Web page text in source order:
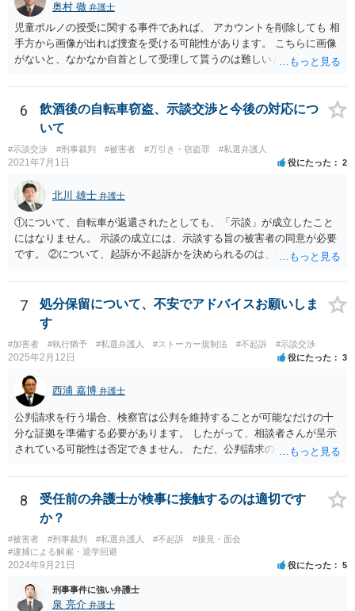
奥村 徹 弁護士
児童ポルノの授受に関する事件であれば、 アカウントを削除しても 相
手方から画像が出れば捜査を受ける可能性があります。 こちらに画像
がないと、なかなか自首として受理して貰うのは難しいと思います
と、相手方からの捜査が来たときに、逮捕の必要性が少なくなるとい
う効果が得られることがあって、実際に相手方からの捜査が及んだけ
れど、逮捕されなかった事例もあります。
6
飲酒後の自転車窃盗、示談交渉と今後の対応につ
いて
#示談交渉 #刑事裁判 #被害者 #万引き・窃盗罪 #私選弁護人
2021年7月1日 役にたった 2
北川 雄士 弁護士
①について、自転車が返還されたとしても、「示談」が成立したこと
にはなりません。 示談の成立には、示談する旨の被害者の同意が必要
です。 ②について、起訴か不起訴かを決められるのは、検察官のみで
ますが、警察官の個人的な見立てに過ぎません。 ③について、一般
に、示談を行うとすれば少しでも早い方がいいです。 被害者の動きを
待って、ということは通常しません。 ④について、示談をされたいと
いうことであれば、弁護士に依頼され、弁護士を通じて警察に対し、
被害者の連絡先を教えてもらえないかとお願いする方法があります。
最終的に応じるかは被害者の意向次第ですが、「加害者」本人に被害
者の情報を伝えるというのはなかなか応じてもらうのは難しいです
が、 弁護士限りで、などと条件を付けることで応じていただける可能
性があります。 以上踏まえて、お近くの弁護士事務所にご相談されて
みてください。
7
処分保留について、不安でアドバイスお願いしま
す
#加害者 #執行猶予 #私選弁護人 #ストーカー規制法 #不起訴 #示談交渉
2025年2月12日 役にたった 3
西浦 嘉博 弁護士
公判請求を行う場合、検察官は公判を維持することが可能なだけの十
分な証拠を準備する必要があります。 したがって、相談者さんが呈示
されている可能性は否定できません。 ただ、公判請求の可能性が完全
いのではないかと思われます。 繰り返しますが、ご依頼されている弁
護人とご相談ください。
8
受任前の弁護士が検事に接触するのは適切です
か？
#被害者 #刑事裁判 #私選弁護人 #不起訴
#接見・面会
#逮捕による解雇・退学回避
2024年9月21日 役にたった 5
刑事事件に強い弁護士
泉 亮介 弁護士